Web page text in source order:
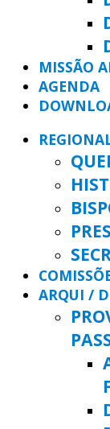
MISSÃO
AGENDA
ARQUI /